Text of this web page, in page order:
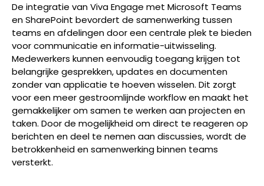
De integratie van Viva Engage met Microsoft Teams
en SharePoint bevordert de samenwerking tussen
teams en afdelingen door een centrale plek te bieden
voor communicatie en informatie-uitwisseling.
Medewerkers kunnen eenvoudig toegang krijgen tot
belangrijke gesprekken, updates en documenten
zonder van applicatie te hoeven wisselen. Dit zorgt
voor een meer gestroomlijnde workflow en maakt het
gemakkelijker om samen te werken aan projecten en
taken. Door de mogelijkheid om direct te reageren op
berichten en deel te nemen aan discussies, wordt de
betrokkenheid en samenwerking binnen teams
versterkt.